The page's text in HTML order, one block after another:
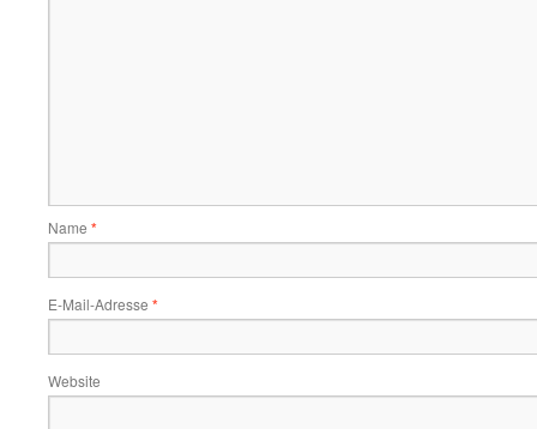
Name *
E-Mail-Adresse *
Website